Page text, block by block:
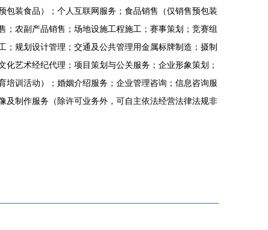
包装食品）；个人互联网服务；食品销售（仅销售预包装
；农副产品销售；场地设施工程施工；赛事策划；竞赛组
；规划设计管理；交通及公共管理用金属标牌制造；摄制
化艺术经纪代理；项目策划与公关服务；企业形象策划；
培训活动）；婚姻介绍服务；企业管理咨询；信息咨询服
及制作服务（除许可业务外，可自主依法经营法律法规非